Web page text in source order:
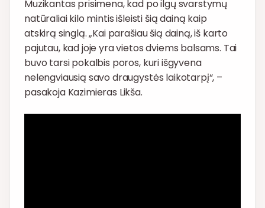
Muzikantas prisimena, kad po ilgų svarstymų
natūraliai kilo mintis išleisti šią dainą kaip
atskirą singlą. „Kai parašiau šią dainą, iš karto
pajutau, kad joje yra vietos dviems balsams. Tai
buvo tarsi pokalbis poros, kuri išgyvena
nelengviausią savo draugystės laikotarpį“, –
pasakoja Kazimieras Likša.